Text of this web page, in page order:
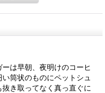
は早朝、夜明けのコーヒ
筒状のものにペットシュ
き取ってなく真っ直ぐに